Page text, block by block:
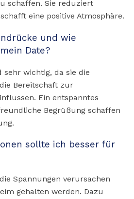
schaffen. Sie reduziert
eine positive Atmosphäre.
und wie
Date?
sehr wichtig, da sie die
Bereitschaft zur
Ein entspanntes
Begrüßung schaffen
sollte ich besser für
Spannungen verursachen
gehalten werden. Dazu